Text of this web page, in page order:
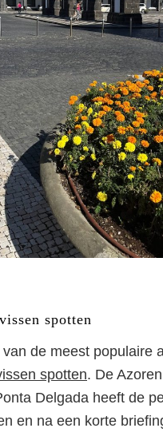
spotten
van de meest populaire
spotten. De
Delgada heeft de
en na een korte